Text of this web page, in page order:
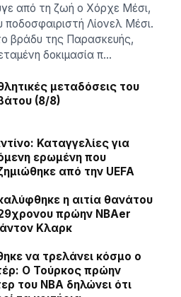
από τη ζωή ο Χόρχε Μέσι,
Λίονελ Μέσι.
βράδυ της Παρασκευής,
δοκιμασία π…
μεταδόσεις του
(8/8)
Καταγγελίες για
ερωμένη που
από την UEFA
η αιτία θανάτου
πρώην NBAer
Κλαρκ
να τρελάνει κόσμο ο
Ο Τούρκος πρώην
του NBA δηλώνει ότι